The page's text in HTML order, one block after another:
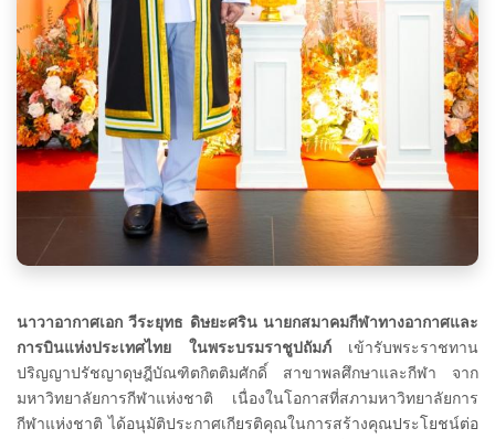
นาวาอากาศเอก วีระยุทธ ดิษยะศริน นายกสมาคมกีฬาทางอากาศและ
การบินแห่งประเทศไทย ในพระบรมราชูปถัมภ์ เข้ารับพระราชทาน
ปริญญาปรัชญาดุษฎีบัณฑิตกิตติมศักดิ์ สาขาพลศึกษาและกีฬา จาก
มหาวิทยาลัยการกีฬาแห่งชาติ เนื่องในโอกาสที่สภามหาวิทยาลัยการ
กีฬาแห่งชาติ ได้อนุมัติประกาศเกียรติคุณในการสร้างคุณประโยชน์ต่อ